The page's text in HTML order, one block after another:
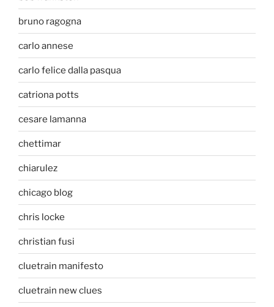
bruno ragogna
carlo annese
carlo felice dalla pasqua
catriona potts
cesare lamanna
chettimar
chiarulez
chicago blog
chris locke
christian fusi
cluetrain manifesto
cluetrain new clues